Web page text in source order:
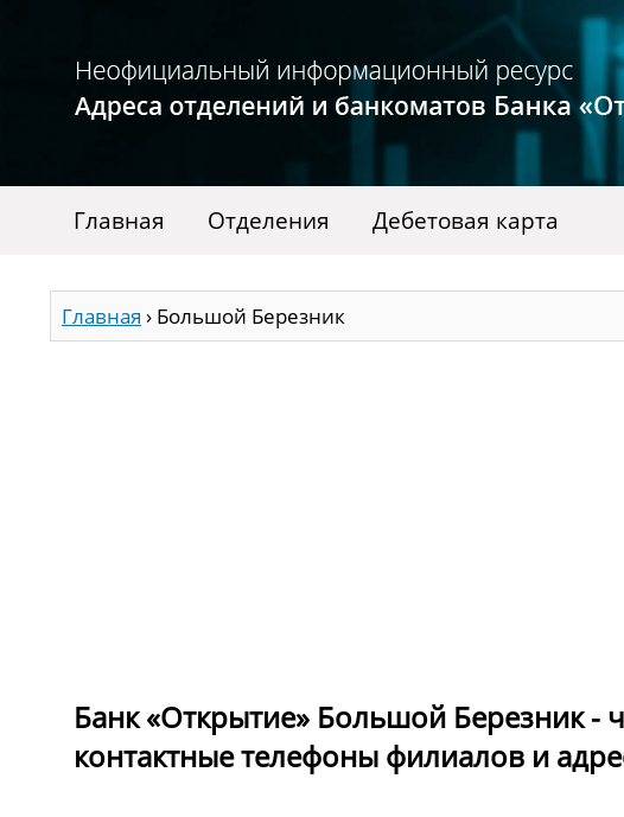
Главная Отделения Дебетовая карта
Главная › Большой Березник
Банк «Открытие» Большой Березник -
контактные телефоны филиалов и